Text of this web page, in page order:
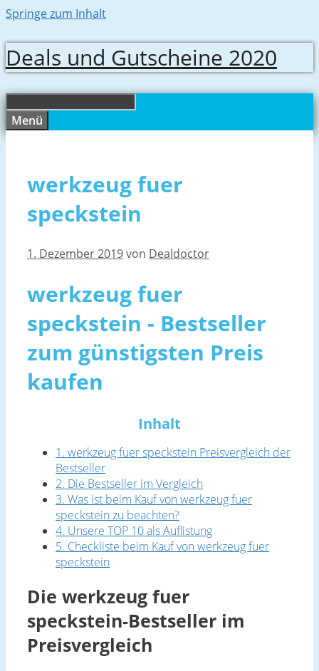
Springe zum Inhalt
Deals und Gutscheine 2020
Menü
werkzeug fuer
speckstein
1. Dezember 2019von Dealdoctor
werkzeug fuer
speckstein - Bestseller
zum günstigsten Preis
kaufen
Inhalt
1. werkzeug fuer speckstein Preisvergleich der
Bestseller
2. Die Bestseller im Vergleich
3. Was ist beim Kauf von werkzeug fuer
speckstein zu beachten?
4. Unsere TOP 10 als Auflistung
5. Checkliste beim Kauf von werkzeug fuer
speckstein
Die werkzeug fuer
speckstein-Bestseller im
Preisvergleich